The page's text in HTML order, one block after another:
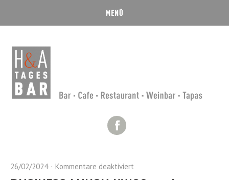
Facebook
26/02/2024 Kommentare deaktiviert